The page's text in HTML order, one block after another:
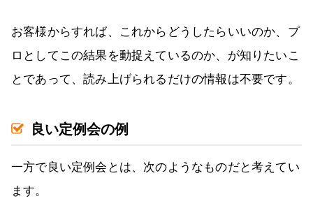
お客様からすれば、これからどうしたらいいのか、プ
ロとしてこの結果を動捉えているのか、が知りたいこ
とであって、読み上げられるだけの情報は不要です。
良い定例会の例
一方で良い定例会とは、次のようなものだと考えてい
ます。